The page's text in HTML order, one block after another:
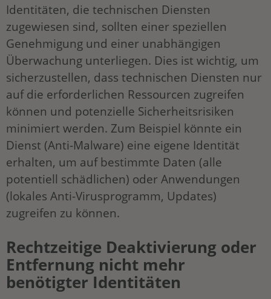
Identitäten, die technischen Diensten
zugewiesen sind, sollten einer speziellen
Genehmigung und einer unabhängigen
Überwachung unterliegen. Dies ist wichtig, um
sicherzustellen, dass technischen Diensten nur
auf die erforderlichen Ressourcen zugreifen
können und potenzielle Sicherheitsrisiken
minimiert werden. Zum Beispiel könnte ein
Dienst (Anti-Malware) eine eigene Identität
erhalten, um auf bestimmte Daten (alle
potentiell schädlichen) oder Anwendungen
(lokales Anti-Virusprogramm, Updates)
zugreifen zu können.
Rechtzeitige Deaktivierung oder
Entfernung nicht mehr
benötigter Identitäten